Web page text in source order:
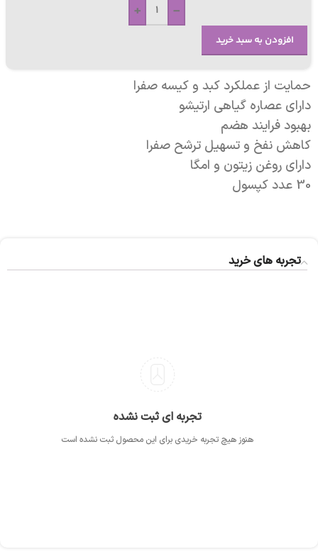
-
+
افزودن به سبد خرید
حمایت از عملکرد کبد و کیسه صفرا
دارای عصاره گیاهی ارتیشو
بهبود فرایند هضم
کاهش نفخ و تسهیل ترشح صفرا
دارای روغن زیتون و امگا
30 عدد کپسول
تجربه های خرید
تجربه ای ثبت نشده
هنوز هیچ تجربه خریدی برای این محصول ثبت نشده است